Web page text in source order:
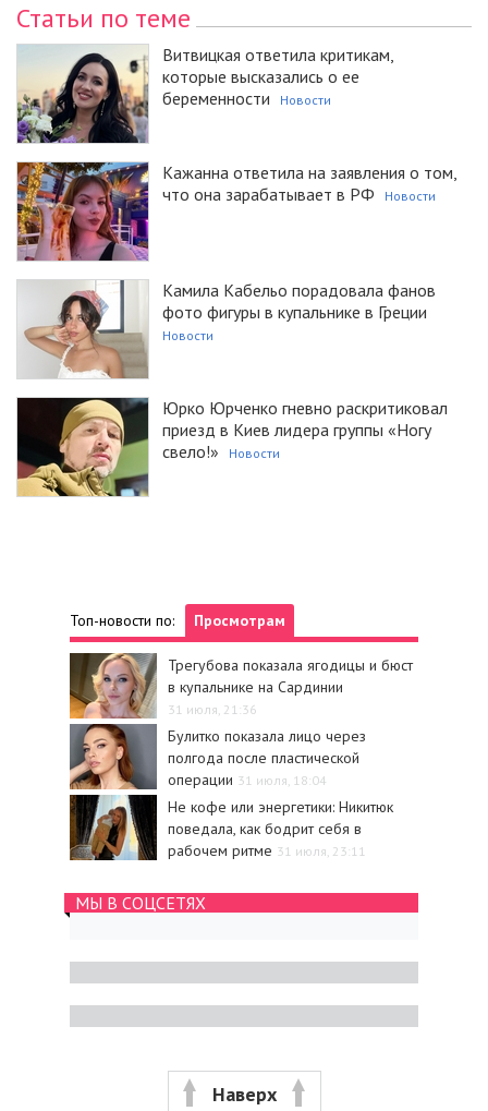
Статьи по теме
Витвицкая ответила критикам,
которые высказались о ее
беременности
Новости
Кажанна ответила на заявления о том,
что она зарабатывает в РФ
Новости
Камила Кабельо порадовала фанов
фото фигуры в купальнике в Греции
Новости
Юрко Юрченко гневно раскритиковал
приезд в Киев лидера группы «Ногу
свело!»
Новости
Топ-новости по: Просмотрам
Трегубова показала ягодицы и бюст
в купальнике на Сардинии
31 июля, 21:36
Булитко показала лицо через
полгода после пластической
операции 31 июля, 18:04
Не кофе или энергетики: Никитюк
поведала, как бодрит себя в
рабочем ритме 31 июля, 23:11
МЫ В СОЦСЕТЯХ
Наверх